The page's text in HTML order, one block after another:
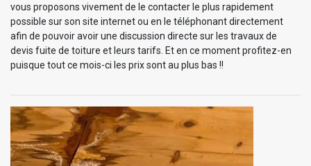
vous proposons vivement de le contacter le plus rapidement
possible sur son site internet ou en le téléphonant directement
afin de pouvoir avoir une discussion directe sur les travaux de
devis fuite de toiture et leurs tarifs. Et en ce moment profitez-en
puisque tout ce mois-ci les prix sont au plus bas !!